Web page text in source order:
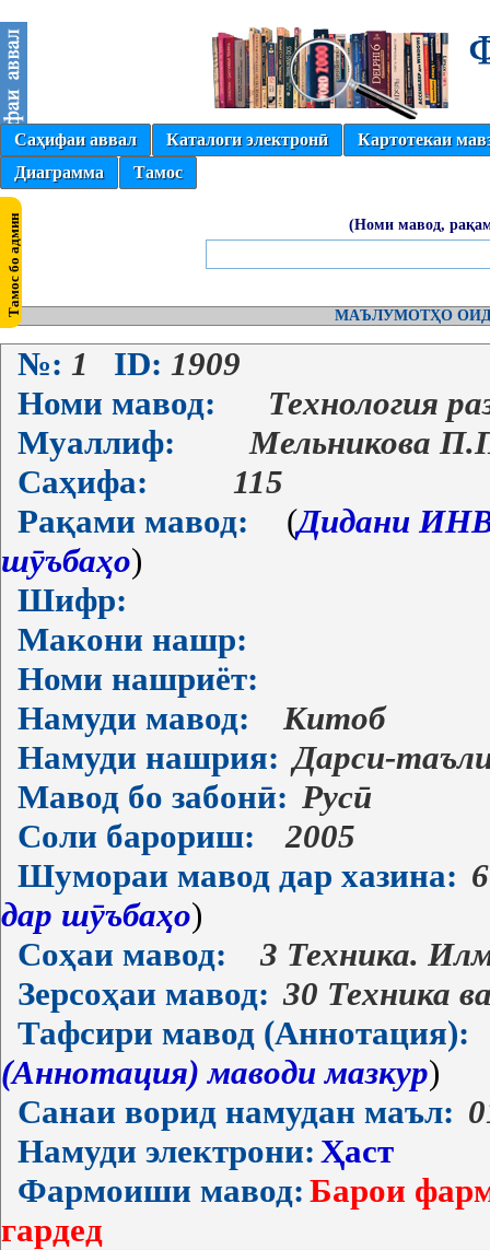
Саҳифаи аввал Каталоги электронӣ
Картотекаи
Диаграмма
Тамос
(Номи мавод,
МАЪЛУМОТҲО
№: 1 ID: 1909
Номи мавод:
Технология
Муаллиф:
Мельникова
Саҳифа:
115
Рақами мавод:
(Дидани
шӯъбаҳо)
Шифр:
Макони нашр:
Номи нашриёт:
Намуди мавод:
Китоб
Намуди нашрия: Дарси-
Мавод бо забонӣ: Русӣ
Соли барориш:
2005
Шумораи мавод дар хазина: 6
дар шӯъбаҳо)
Соҳаи мавод:
3 Техника.
Зерсоҳаи мавод: 30 Техника
Тафсири мавод (Аннотация):
(Аннотация) маводи мазкур)
Санаи ворид намудан маъл:
Намуди электрони: Ҳаст
Фармоиши мавод: Барои
гардед